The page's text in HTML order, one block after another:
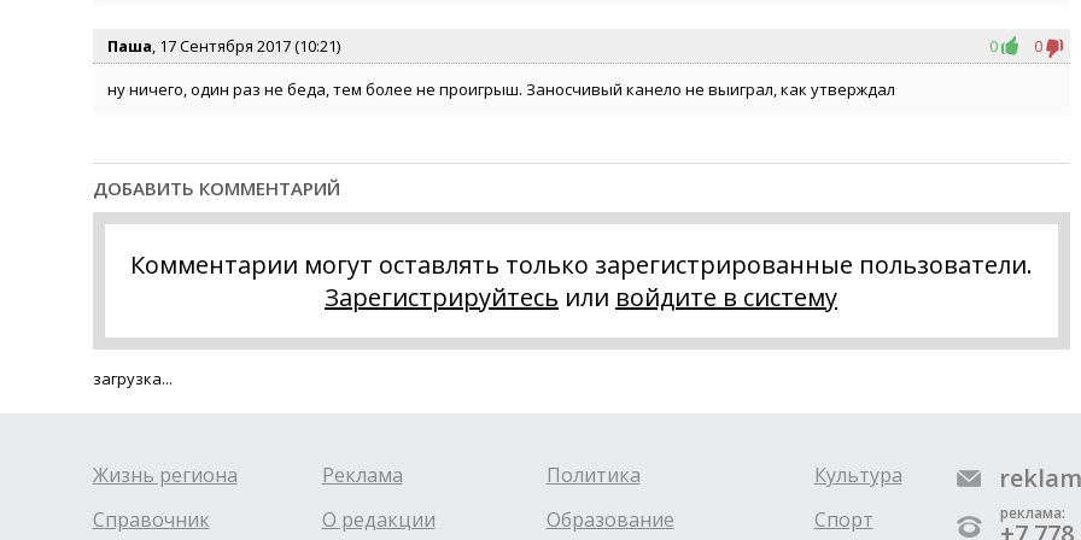
Паша, 17 Сентября 2017 (10:21) 0
0
ну ничего, один раз не беда, тем более не проигрыш. Заносчивый канело не выиграл, как утверждал
ДОБАВИТЬ КОММЕНТАРИЙ
Комментарии могут оставлять только зарегистрированные пользователи.
Зарегистрируйтесь или войдите в систему
загрузка...
Жизнь региона
Справочник
Реклама
О редакции
Политика
Образование
Культура
Спорт
реклама:
+7 778